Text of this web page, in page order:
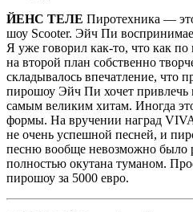
ЙЕНС ТЕЛЕ Пиротехника —
шоу Scooter. Эйч Пи
Я уже говорил как-то, что как
на второй план собственно
складывалось впечатление, что
пирошоу Эйч Пи хочет привлечь
самым великим хитам. Иногда
формы. На вручении наград
не очень успешной песней, и
песню вообще невозможно было
полностью окутана туманом.
пирошоу за 5000 евро.